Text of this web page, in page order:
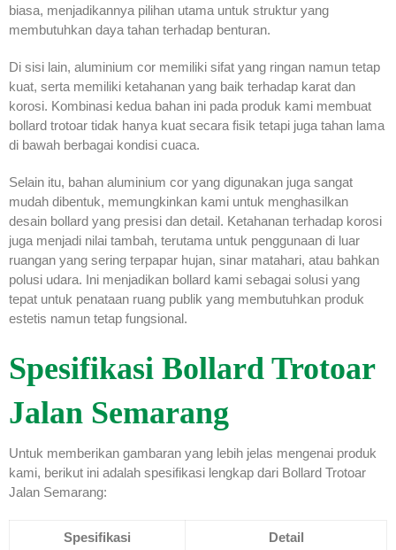
biasa, menjadikannya pilihan utama untuk struktur yang
membutuhkan daya tahan terhadap benturan.
Di sisi lain, aluminium cor memiliki sifat yang ringan namun tetap
kuat, serta memiliki ketahanan yang baik terhadap karat dan
korosi. Kombinasi kedua bahan ini pada produk kami membuat
bollard trotoar tidak hanya kuat secara fisik tetapi juga tahan lama
di bawah berbagai kondisi cuaca.
Selain itu, bahan aluminium cor yang digunakan juga sangat
mudah dibentuk, memungkinkan kami untuk menghasilkan
desain bollard yang presisi dan detail. Ketahanan terhadap korosi
juga menjadi nilai tambah, terutama untuk penggunaan di luar
ruangan yang sering terpapar hujan, sinar matahari, atau bahkan
polusi udara. Ini menjadikan bollard kami sebagai solusi yang
tepat untuk penataan ruang publik yang membutuhkan produk
estetis namun tetap fungsional.
Spesifikasi Bollard Trotoar
Jalan Semarang
Untuk memberikan gambaran yang lebih jelas mengenai produk
kami, berikut ini adalah spesifikasi lengkap dari Bollard Trotoar
Jalan Semarang:
Spesifikasi Detail